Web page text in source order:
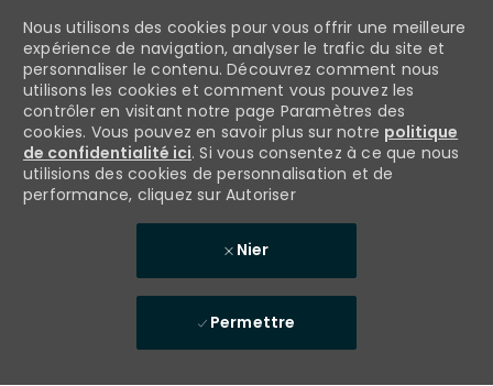
Nous utilisons des cookies pour vous offrir une meilleure
expérience de navigation, analyser le trafic du site et
personnaliser le contenu. Découvrez comment nous
utilisons les cookies et comment vous pouvez les
contrôler en visitant notre page Paramètres des
cookies. Vous pouvez en savoir plus sur notre politique
de confidentialité ici. Si vous consentez à ce que nous
utilisions des cookies de personnalisation et de
performance, cliquez sur Autoriser
Nier
Permettre